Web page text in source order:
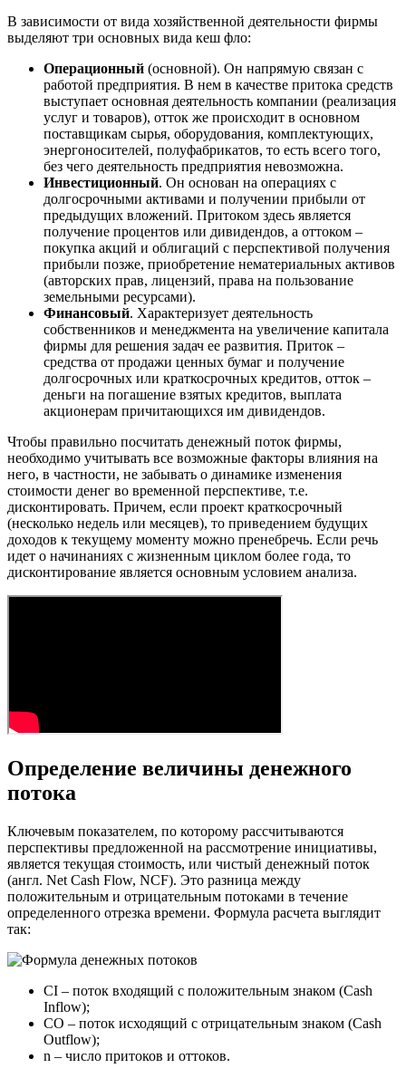
В зависимости от вида хозяйственной деятельности фирмы
выделяют три основных вида кеш фло:
Операционный (основной). Он напрямую связан с
работой предприятия. В нем в качестве притока средств
выступает основная деятельность компании (реализация
услуг и товаров), отток же происходит в основном
поставщикам сырья, оборудования, комплектующих,
энергоносителей, полуфабрикатов, то есть всего того,
без чего деятельность предприятия невозможна.
Инвестиционный. Он основан на операциях с
долгосрочными активами и получении прибыли от
предыдущих вложений. Притоком здесь является
получение процентов или дивидендов, а оттоком –
покупка акций и облигаций с перспективой получения
прибыли позже, приобретение нематериальных активов
(авторских прав, лицензий, права на пользование
земельными ресурсами).
Финансовый. Характеризует деятельность
собственников и менеджмента на увеличение капитала
фирмы для решения задач ее развития. Приток –
средства от продажи ценных бумаг и получение
долгосрочных или краткосрочных кредитов, отток –
деньги на погашение взятых кредитов, выплата
акционерам причитающихся им дивидендов.
Чтобы правильно посчитать денежный поток фирмы,
необходимо учитывать все возможные факторы влияния на
него, в частности, не забывать о динамике изменения
стоимости денег во временной перспективе, т.е.
дисконтировать. Причем, если проект краткосрочный
(несколько недель или месяцев), то приведением будущих
доходов к текущему моменту можно пренебречь. Если речь
идет о начинаниях с жизненным циклом более года, то
дисконтирование является основным условием анализа.
Определение величины денежного
потока
Ключевым показателем, по которому рассчитываются
перспективы предложенной на рассмотрение инициативы,
является текущая стоимость, или чистый денежный поток
(англ. Net Cash Flow, NCF). Это разница между
положительным и отрицательным потоками в течение
определенного отрезка времени. Формула расчета выглядит
так:
CI – поток входящий с положительным знаком (Cash
Inflow);
CO – поток исходящий с отрицательным знаком (Cash
Outflow);
n – число притоков и оттоков.